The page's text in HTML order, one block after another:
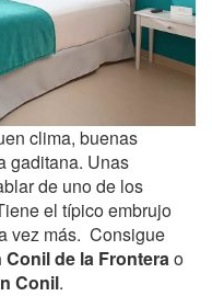
clima, buenas
gaditana. Unas
de uno de los
el típico embrujo
vez más. Consigue
de la Frontera o
Conil.